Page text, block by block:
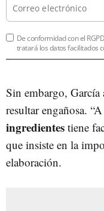
De conformidad con el
tratará los datos facilitados
Sin embargo, García
resultar engañosa.
ingredientes tiene
que insiste en la
elaboración.